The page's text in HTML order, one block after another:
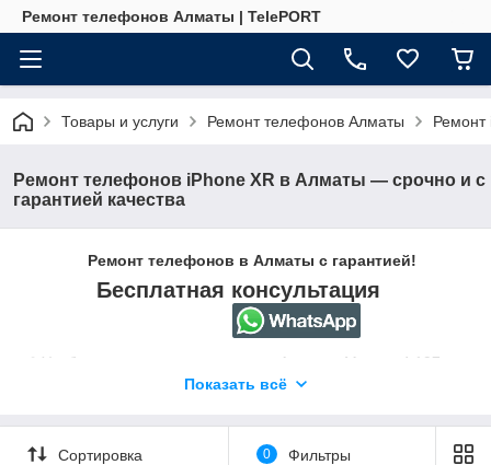
Ремонт телефонов Алматы | TelePORT
Товары и услуги Ремонт телефонов Алматы Ремонт
Ремонт телефонов iPhone XR в Алматы — срочно и с
гарантией качества
Ремонт телефонов в Алматы с гарантией!
Бесплатная консультация
📍 Удобное расположение сервиса Алматы, Мамыр 4 197-а,
2 ЭТАЖ, 3 БУТИК, Телепорт сервис
Показать всё
Сортировка 0 Фильтры